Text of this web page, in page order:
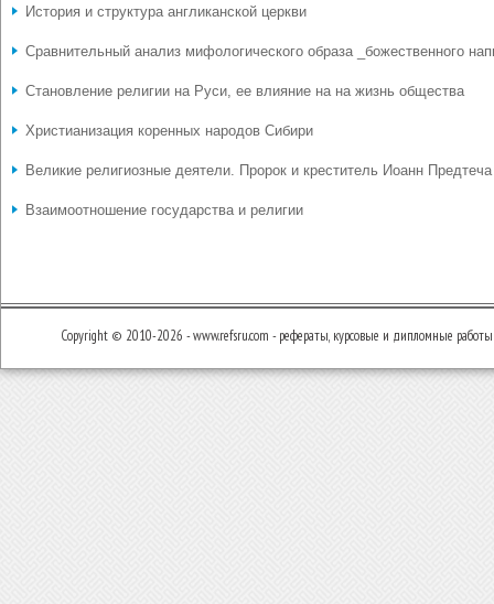
История и структура англиканской церкви
Сравнительный анализ мифологического образа _божественного
Становление религии на Руси, ее влияние на на жизнь общества
Христианизация коренных народов Сибири
Великие религиозные деятели. Пророк и креститель Иоанн Предтеча
Взаимоотношение государства и религии
Copyright © 2010-2026 - www.refsru.com - рефераты, курсовые и дипломные работы